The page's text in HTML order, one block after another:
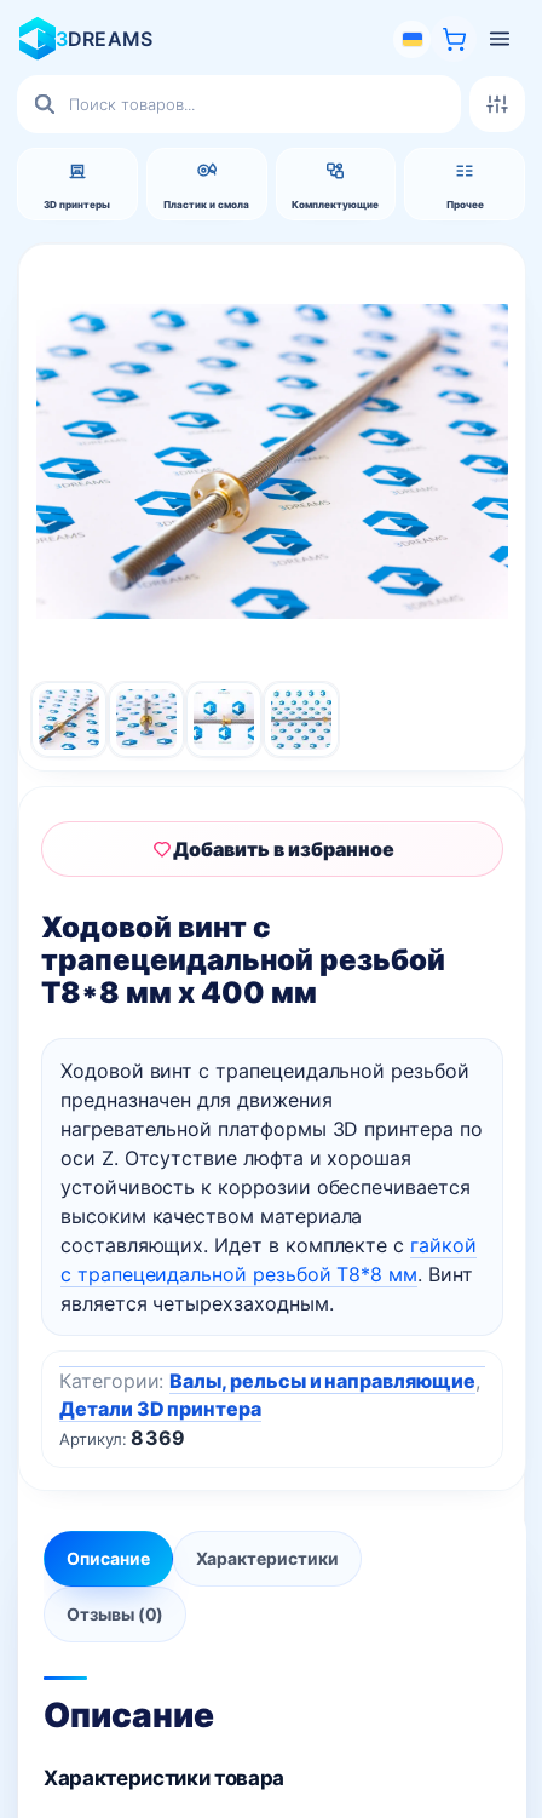
3DREAMS
3D принтеры Пластик и смола Комплектующие Прочее
товаров
Ходовой винт с
трапецеидальной резьбой
T8*8 мм х 400 мм
Ходовой винт с трапецеидальной резьбой
предназначен для движения
нагревательной платформы 3D принтера по
оси Z. Отсутствие люфта и хорошая
устойчивость к коррозии обеспечивается
высоким качеством материала
составляющих. Идет в комплекте с гайкой
с трапецеидальной резьбой T8*8 мм. Винт
является четырехзаходным.
Добавить в избранное
Артикул:8369
Категории:Валы, рельсы и направляющие,
Детали 3D принтера
Описание Характеристики
Отзывы (0)
Описание
Характеристики товара